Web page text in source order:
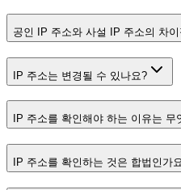
공인 IP 주소와 사설 IP 주소의 차
IP 주소는 변경될 수 있나요?
IP 주소를 확인해야 하는 이유는 무
IP 주소를 확인하는 것은 합법인가